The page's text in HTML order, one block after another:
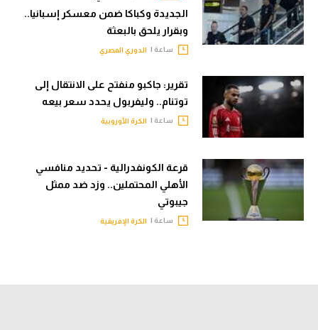
الجديدة وكباكا ضمن معسكر إسبانيا..
وبقرار يلحق بالبعثة
ساعة | الدوري المصري
تقرير: جاكبو منفتح على الانتقال إلى
توتنام.. وليفربول يحدد سعر بيعه
ساعة | الكرة الأوروبية
قرعة الكونفدرالية - تحديد منافسي
الأهلي المحتملين.. وزد ضد ممثل
جيبوتي
ساعة | الكرة الإفريقية